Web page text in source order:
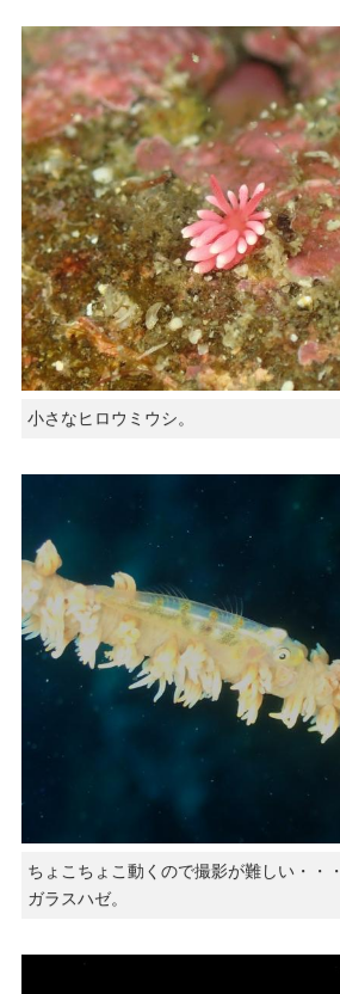
小さなヒロウミウシ。
ちょこちょこ動くので撮影が難しい・・・
ガラスハゼ。